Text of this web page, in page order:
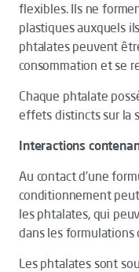
flexibles. Ils ne
plastiques auxquels
phtalates peuvent
consommation et se
Chaque phtalate
effets distincts sur la
Interactions
Au contact d’une
conditionnement
les phtalates, qui
dans les formulations
Les phtalates sont